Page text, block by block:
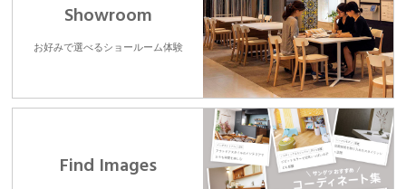
Showroom
お好みで選べるショールーム体験
Find Images